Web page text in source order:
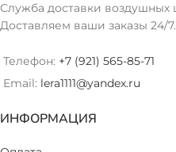
Служба доставки воздушных
Доставляем ваши заказы 24/7.
Телефон: +7 (921) 565-85-71
Email: lera1111@yandex.ru
ИНФОРМАЦИЯ